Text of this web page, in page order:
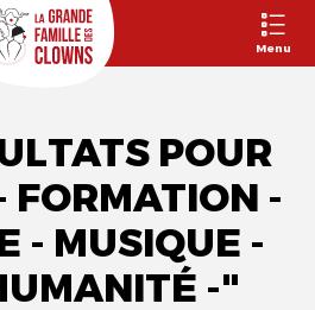
Menu
POUR
FORMATION -
- MUSIQUE -
-"